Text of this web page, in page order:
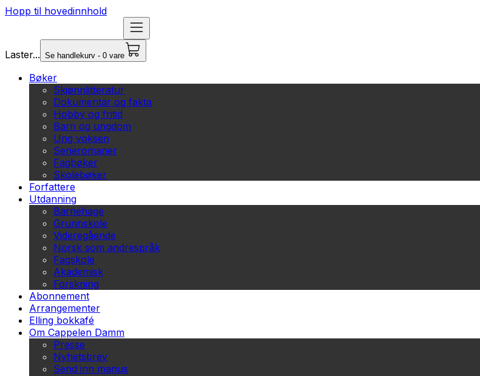
Hopp til hovedinnhold
Laster... Se handlekurv - 0 vare
Bøker
Skjønnlitteratur
Dokumentar og fakta
Hobby og fritid
Barn og ungdom
Ung voksen
Serieromaner
Fagbøker
Skolebøker
Forfattere
Utdanning
Barnehage
Grunnskole
Videregående
Norsk som andrespråk
Fagskole
Akademisk
Forskning
Abonnement
Arrangementer
Elling bokkafé
Om Cappelen Damm
Presse
Nyhetsbrev
Send inn manus